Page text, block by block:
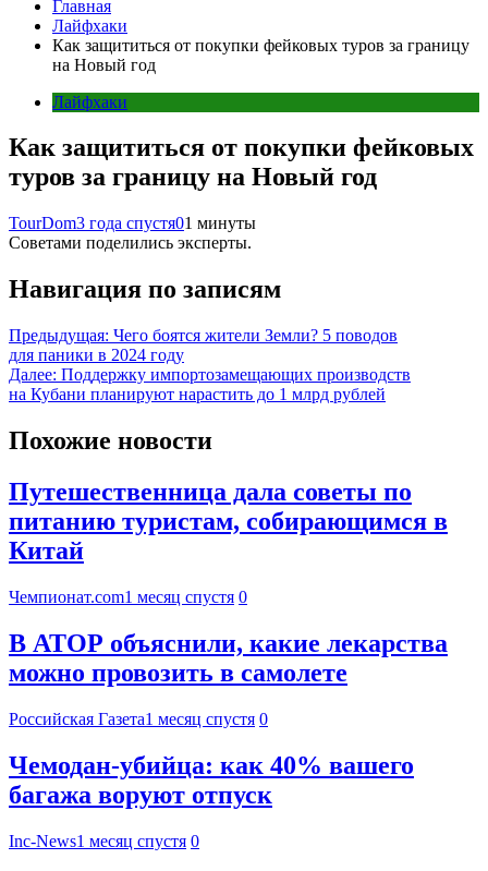
Главная
Лайфхаки
Как защититься от покупки фейковых туров за границу
на Новый год
Лайфхаки
Как защититься от покупки фейковых
туров за границу на Новый год
TourDom3 года спустя01 минуты
Советами поделились эксперты.
Навигация по записям
Предыдущая: Чего боятся жители Земли? 5 поводов
для паники в 2024 году
Далее: Поддержку импортозамещающих производств
на Кубани планируют нарастить до 1 млрд рублей
Похожие новости
Путешественница дала советы по
питанию туристам, собирающимся в
Китай
Чемпионат.com1 месяц спустя 0
В АТОР объяснили, какие лекарства
можно провозить в самолете
Российская Газета1 месяц спустя 0
Чемодан-убийца: как 40% вашего
багажа воруют отпуск
Inc-News1 месяц спустя 0